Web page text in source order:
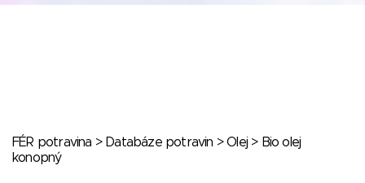
FÉR potravina > Databáze potravin >Olej > Bio olej
konopný